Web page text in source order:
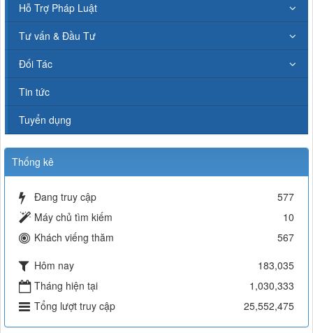
Hỗ Trợ Pháp Luật
Tư vấn & Đầu Tư
Đối Tác
Tin tức
Tuyển dụng
Thống kê
Đang truy cập
577
Máy chủ tìm kiếm
10
Khách viếng thăm
567
Hôm nay
183,035
Tháng hiện tại
1,030,333
Tổng lượt truy cập
25,552,475